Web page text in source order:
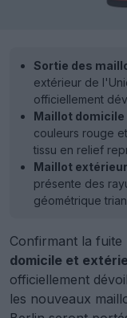
Sortie des
extérieur de
officiellement
Maillot domicile
couleurs rouge
tissu en relief
Maillot
présente des
géométrique
Confirmant la
domicile et
officiellement
les nouveaux